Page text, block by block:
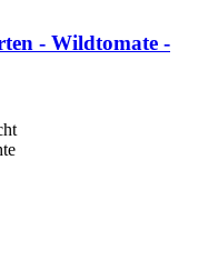
-​ Wildtomate -​